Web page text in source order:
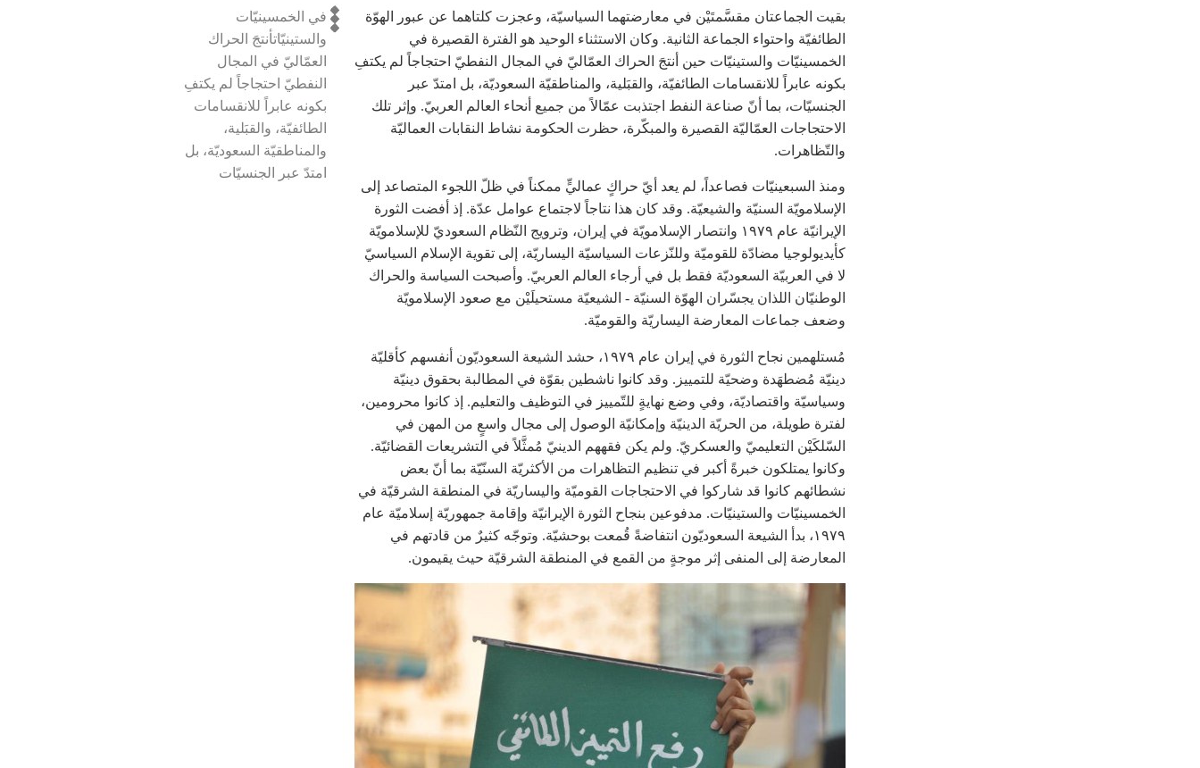
في الخمسينيّات
والستينيّاتأنتجَ الحراك
العمّاليّ في المجال
النفطيّ احتجاجاً لم يكتفِ
بكونه عابراً للانقسامات
الطائفيّة، والقبَلية،
والمناطقيّة السعوديّة، بل
امتدّ عبر الجنسيّات
بقيت الجماعتان مقسَّمتَيْن في معارضتهما السياسيّة، وعجزت كلتاهما عن عبور الهوّة
الطائفيّة واحتواء الجماعة الثانية. وكان الاستثناء الوحيد هو الفترة القصيرة في
الخمسينيّات والستينيّات حين أنتجَ الحراك العمّاليّ في المجال النفطيّ احتجاجاً لم يكتفِ
بكونه عابراً للانقسامات الطائفيّة، والقبَلية، والمناطقيّة السعوديّة، بل امتدّ عبر
الجنسيّات، بما أنّ صناعة النفط اجتذبت عمّالاً من جميع أنحاء العالم العربيّ. وإثر تلك
الاحتجاجات العمّاليّة القصيرة والمبكّرة، حظرت الحكومة نشاط النقابات العماليّة
والتّظاهرات.
ومنذ السبعينيّات فصاعداً، لم يعد أيّ حراكٍ عماليٍّ ممكناً في ظلّ اللجوء المتصاعد إلى
الإسلامويّة السنيّة والشيعيّة. وقد كان هذا نتاجاً لاجتماع عوامل عدّة. إذ أفضت الثورة
الإيرانيّة عام ١٩٧٩ وانتصار الإسلامويّة في إيران، وترويج النّظام السعوديّ للإسلامويّة
كأيديولوجيا مضادّة للقوميّة وللنّزعات السياسيّة اليساريّة، إلى تقوية الإسلام السياسيّ
لا في العربيّة السعوديّة فقط بل في أرجاء العالم العربيّ. وأصبحت السياسة والحراك
الوطنيّان اللذان يجسّران الهوّة السنيّة - الشيعيّة مستحيلَيْن مع صعود الإسلامويّة
وضعف جماعات المعارضة اليساريّة والقوميّة.
مُستلهمين نجاح الثورة في إيران عام ١٩٧٩، حشد الشيعة السعوديّون أنفسهم كأقليّة
دينيّة مُضطهَدة وضحيّة للتمييز. وقد كانوا ناشطين بقوّة في المطالبة بحقوق دينيّة
وسياسيّة واقتصاديّة، وفي وضع نهايةٍ للتّمييز في التوظيف والتعليم. إذ كانوا محرومين،
لفترة طويلة، من الحريّة الدينيّة وإمكانيّة الوصول إلى مجال واسعٍ من المهن في
السّلكَيْن التعليميّ والعسكريّ. ولم يكن فقههم الدينيّ مُمثَّلاً في التشريعات القضائيّة.
وكانوا يمتلكون خبرةً أكبر في تنظيم التظاهرات من الأكثريّة السنّيّة بما أنّ بعض
نشطائهم كانوا قد شاركوا في الاحتجاجات القوميّة واليساريّة في المنطقة الشرقيّة في
الخمسينيّات والستينيّات. مدفوعين بنجاح الثورة الإيرانيّة وإقامة جمهوريّة إسلاميّة عام
١٩٧٩، بدأ الشيعة السعوديّون انتفاضةً قُمعت بوحشيّة. وتوجّه كثيرٌ من قادتهم في
المعارضة إلى المنفى إثر موجةٍ من القمع في المنطقة الشرقيّة حيث يقيمون.
bid17_fihanazar_image004_rgb.jpg